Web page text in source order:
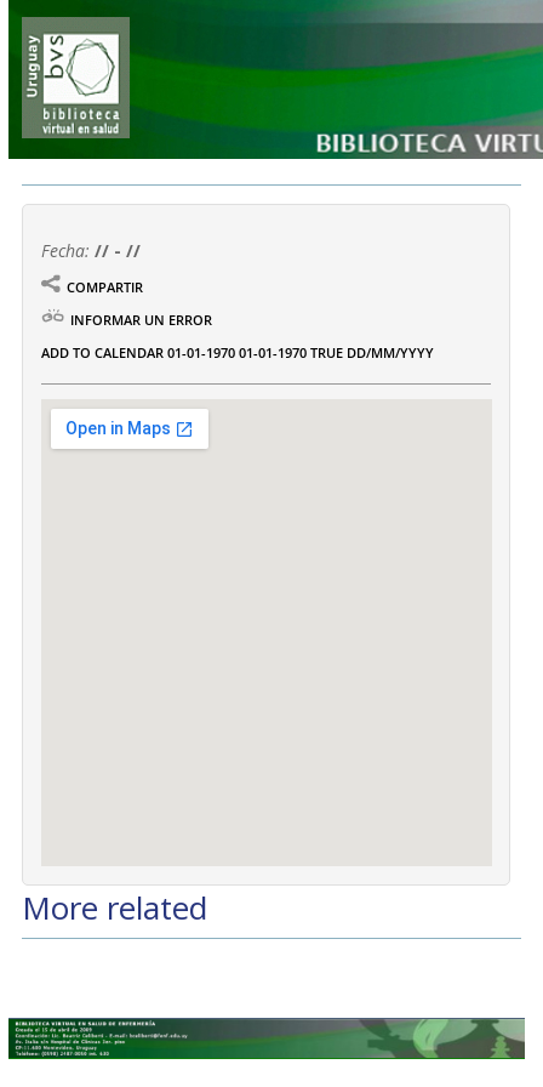
Fecha: // - //
COMPARTIR
INFORMAR UN ERROR
ADD TO CALENDAR 01-01-1970 01-01-1970 TRUE DD/MM/YYYY
More related